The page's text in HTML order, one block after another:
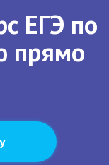
ЕГЭ по
прямо